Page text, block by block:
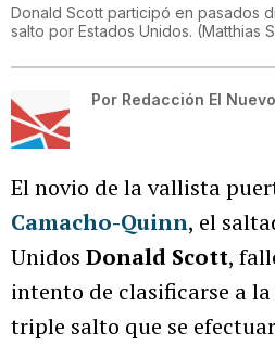
Donald Scott participó en pasados
salto por Estados Unidos. (Matthias
Por Redacción El
El novio de la vallista
Camacho-Quinn, el
Unidos Donald Scott,
intento de clasificarse a
triple salto que se